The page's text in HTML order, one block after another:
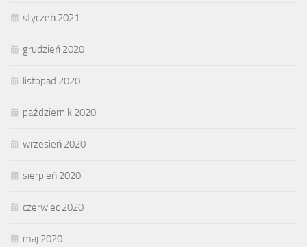
styczeń 2021
grudzień 2020
listopad 2020
październik 2020
wrzesień 2020
sierpień 2020
czerwiec 2020
maj 2020